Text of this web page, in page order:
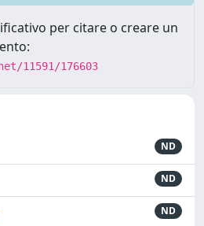
per citare o creare un
11591/176603
ND
ND
ND